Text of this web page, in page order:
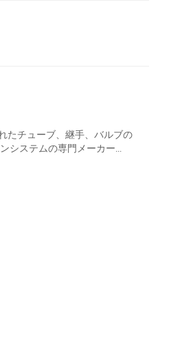
たチューブ、継手、バルブの
システムの専門メーカー...